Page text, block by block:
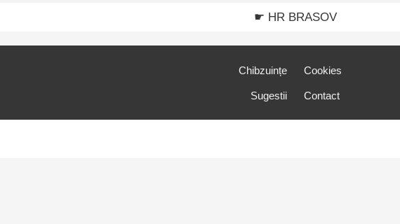
☛ HR BRASOV
Chibzuințe
Sugestii
Cookies
Contact